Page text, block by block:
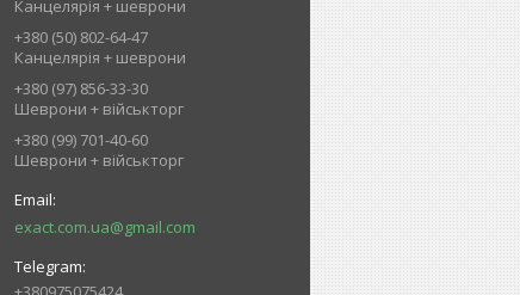
Канцелярія + шеврони
+380 (50) 802-64-47
Канцелярія + шеврони
+380 (97) 856-33-30
Шеврони + військторг
+380 (99) 701-40-60
Шеврони + військторг
exact.com.ua@gmail.com